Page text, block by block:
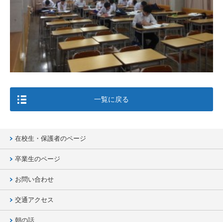
一覧に戻る
在校生・保護者のページ
卒業生のページ
お問い合わせ
交通アクセス
朝の話